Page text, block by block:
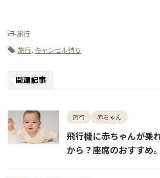
-旅行
-旅行, キャンセル待ち
関連記事
旅行 赤ちゃん
飛行機に赤ちゃんが乗
から？座席のおすすめ。